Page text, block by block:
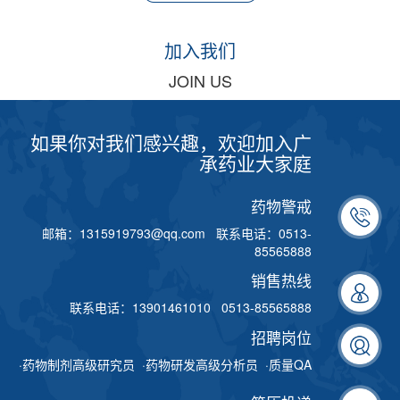
加入我们
JOIN US
如果你对我们感兴趣，欢迎加入广
承药业大家庭
药物警戒
邮箱：1315919793@qq.com 联系电话：0513-
85565888
销售热线
联系电话：13901461010 0513-85565888
招聘岗位
·药物制剂高级研究员 ·药物研发高级分析员 ·质量QA